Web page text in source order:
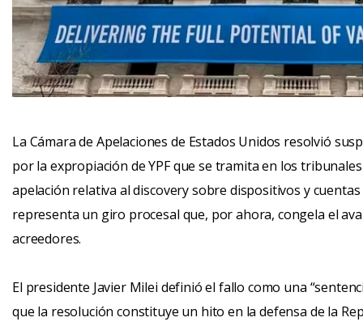
La Cámara de Apelaciones de Estados Unidos resolvió
por la expropiación de YPF que se tramita en los
apelación relativa al discovery sobre dispositivos y
representa un giro procesal que, por ahora, congela el
acreedores.
El presidente Javier Milei definió el fallo como una
que la resolución constituye un hito en la defensa de la